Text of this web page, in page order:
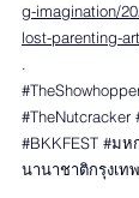
g-imagination/
lost-parenting-art
.
#TheNutcracker
#BKKFEST #มห
นานาชาติกรุงเทพ